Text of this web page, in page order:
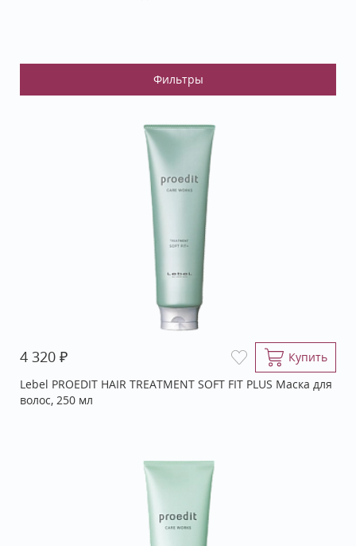
4 320 ₽
Купить
Lebel PROEDIT HAIR TREATMENT SOFT FIT PLUS Маска для
волос, 250 мл